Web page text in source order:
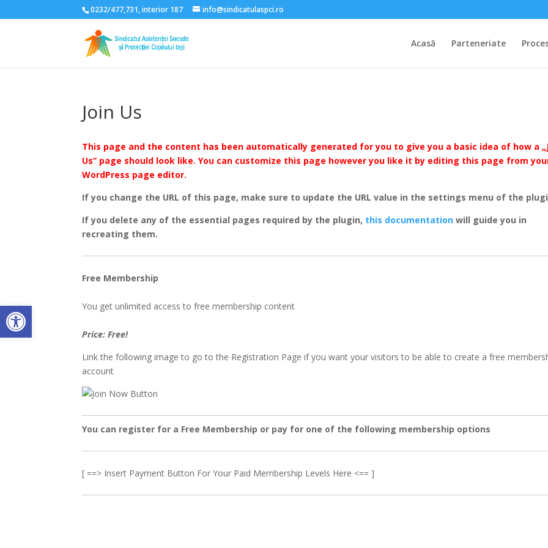
Deschide bara de unelte
0232/477,731, interior 187 info@sindicatulaspci.ro
Acasă Parteneriate
Join Us
This page and the content has been automatically generated for you to give you a basic idea of how a
Us” page should look like. You can customize this page however you like it by editing this page from
WordPress page editor.
If you change the URL of this page, make sure to update the URL value in the settings menu of the
If you delete any of the essential pages required by the plugin, this documentation will guide you in
recreating them.
Free Membership
You get unlimited access to free membership content
Price: Free!
Link the following image to go to the Registration Page if you want your visitors to be able to create a free
account
You can register for a Free Membership or pay for one of the following membership options
[ ==> Insert Payment Button For Your Paid Membership Levels Here <== ]